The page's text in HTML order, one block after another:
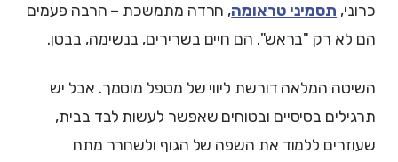
כרוני, תסמיני טראומה, חרדה מתמשכת – הרבה פעמים
הם לא רק "בראש". הם חיים בשרירים, בנשימה, בבטן.
השיטה המלאה דורשת ליווי של מטפל מוסמך. אבל יש
תרגילים בסיסיים ובטוחים שאפשר לעשות לבד בבית,
שעוזרים ללמוד את השפה של הגוף ולשחרר מתח